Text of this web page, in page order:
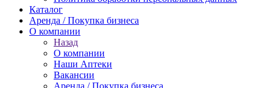
Каталог
Аренда / Покупка бизнеса
О компании
Назад
О компании
Наши Аптеки
Вакансии
Аренда / Покупка бизнеса